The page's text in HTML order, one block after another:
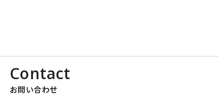
Contact
お問い合わせ